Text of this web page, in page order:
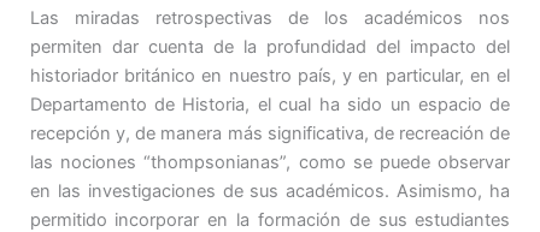
Las miradas retrospectivas de los académicos nos
permiten dar cuenta de la profundidad del impacto del
historiador británico en nuestro país, y en particular, en el
Departamento de Historia, el cual ha sido un espacio de
recepción y, de manera más significativa, de recreación de
las nociones “thompsonianas”, como se puede observar
en las investigaciones de sus académicos. Asimismo, ha
permitido incorporar en la formación de sus estudiantes